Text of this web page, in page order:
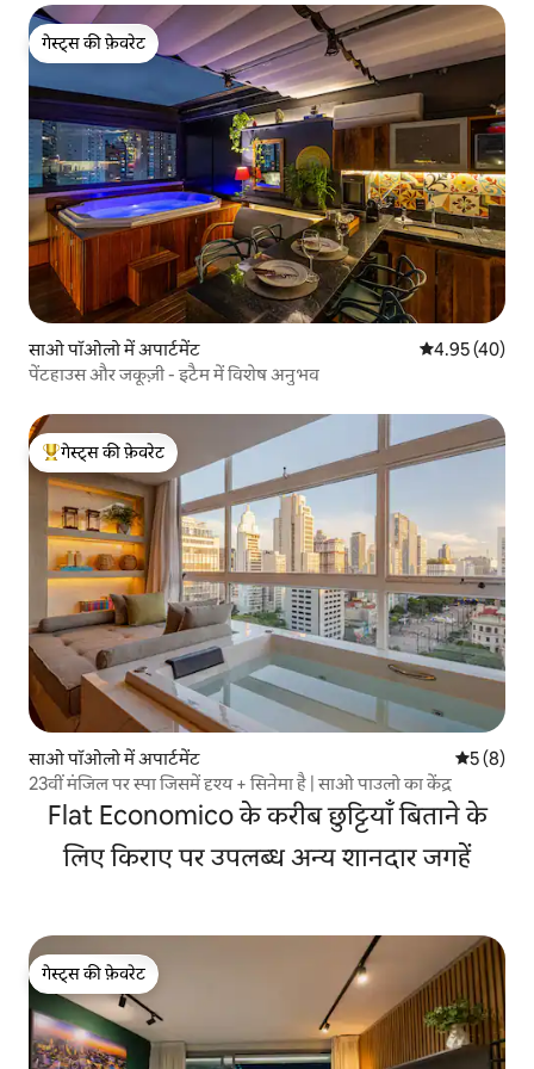
गेस्ट्स की फ़ेवरेट
गेस्ट्स की फ़ेवरेट
साओ पॉओलो में अपार्टमेंट औसत रेटिंग 5 में
4.95 (40)
पेंटहाउस और जकूज़ी - इटैम में विशेष अनुभव
गेस्ट्स का टॉप फ़ेवरेट
गेस्ट्स की फ़ेवरेट
साओ पॉओलो में अपार्टमेंट औसत रेटिंग
5 (8)
23वीं मंजिल पर स्पा जिसमें दृश्य + सिनेमा है | साओ पाउलो का केंद्र
Flat Economico के करीब छुट्टियाँ बिताने के
लिए किराए पर उपलब्ध अन्य शानदार जगहें
गेस्ट्स की फ़ेवरेट
गेस्ट्स की फ़ेवरेट